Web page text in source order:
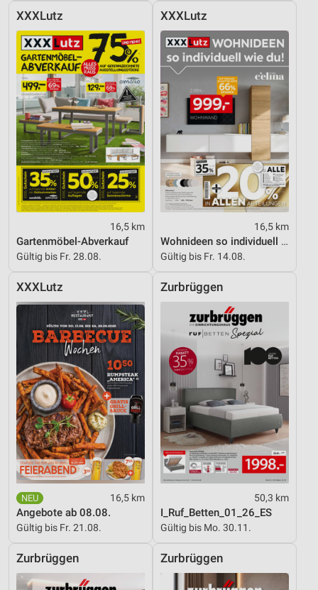
XXXLutz
16,5 km
Gartenmöbel-Abverkauf
Gültig bis Fr. 28.08.
XXXLutz
16,5 km
Wohnideen so individuell wie du!
Gültig bis Fr. 14.08.
XXXLutz
16,5 km
Angebote ab 08.08.
Gültig bis Fr. 21.08.
Zurbrüggen
50,3 km
I_Ruf_Betten_01_26_ES
Gültig bis Mo. 30.11.
Zurbrüggen Zurbrüggen